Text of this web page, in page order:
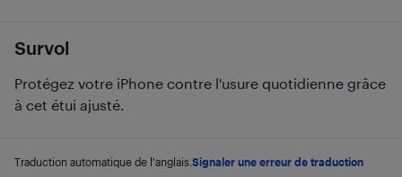
Survol
Protégez votre iPhone contre l'usure quotidienne grâce
à cet étui ajusté.
Traduction automatique de l'anglais. Signaler une erreur de traduction